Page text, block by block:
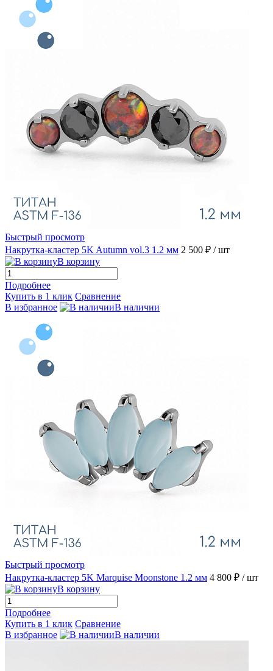
Быстрый просмотр
Накрутка-кластер 5K Autumn vol.3 1.2 мм 2 500 ₽ / шт
В корзину
Подробнее
Купить в 1 клик Сравнение
В избранное
В наличии
Быстрый просмотр
Накрутка-кластер 5K Marquise Moonstone 1.2 мм 4 800 ₽ / шт
В корзину
Подробнее
Купить в 1 клик Сравнение
В избранное
В наличии